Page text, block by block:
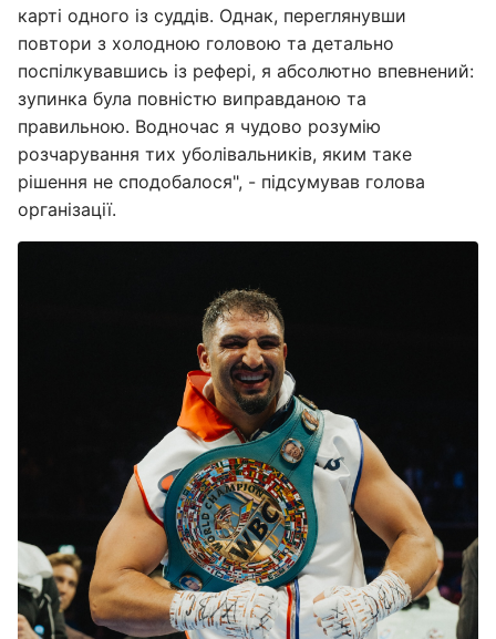
карті одного із суддів. Однак, переглянувши
повтори з холодною головою та детально
поспілкувавшись із рефері, я абсолютно впевнений:
зупинка була повністю виправданою та
правильною. Водночас я чудово розумію
розчарування тих уболівальників, яким таке
рішення не сподобалося", - підсумував голова
організації.